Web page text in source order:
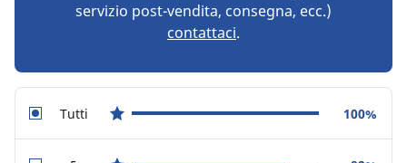
servizio post-vendita, consegna, ecc.)
contattaci.
Tuttistar reviews 100%